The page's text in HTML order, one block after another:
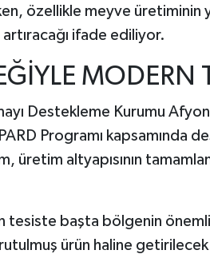
özellikle meyve üretiminin
ifade ediliyor.
MODERN
Destekleme Kurumu
Programı kapsamında
üretim altyapısının
tesiste başta bölgenin
ürün haline